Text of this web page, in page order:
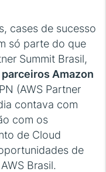
cases de sucesso
só parte do que
Summit Brasil,
parceiros Amazon
(AWS Partner
contava com
com os
de Cloud
de
Brasil.